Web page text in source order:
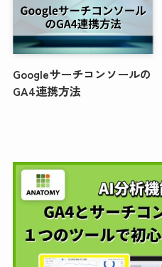
Googleサーチコンソールの
GA4連携方法